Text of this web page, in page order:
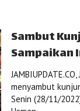
Sambut
Sampaikan
menyambut
Senin (28/11/